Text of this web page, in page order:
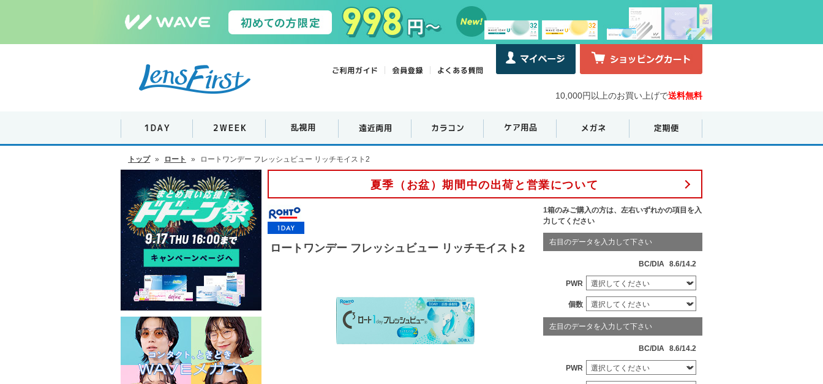
10,000円以上のお買い上げで送料無料
トップ » ロート » ロートワンデー フレッシュビュー リッチモイスト2
夏季（お盆）期間中の出荷と営業について
ロートワンデー フレッシュビュー リッチモイスト2
1箱のみご購入の方は、左右いずれかの項目を入
力してください
右目のデータを入力して下さい
BC/DIA 8.6/14.2
PWR
個数
左目のデータを入力して下さい
BC/DIA 8.6/14.2
PWR